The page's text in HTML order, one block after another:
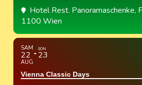
Hotel Rest. Panoramaschenke,
1100 Wien
SAM
22
AUG
SON
23
Vienna Classic Days